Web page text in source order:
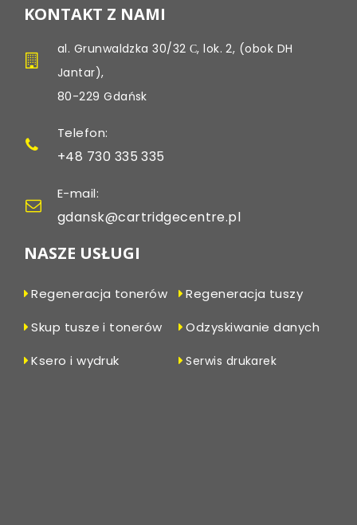
KONTAKT Z NAMI
al. Grunwaldzka 30/32 С, lok. 2, (obok DH
Jantar),
80-229 Gdańsk
Telefon:
+48 730 335 335
E-mail:
gdansk@cartridgecentre.pl
NASZE USŁUGI
Regeneracja tonerów
Regeneracja tuszy
Skup tusze i tonerów
Odzyskiwanie danych
Ksero i wydruk
Serwis drukarek